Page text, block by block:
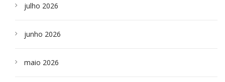
julho 2026
junho 2026
maio 2026